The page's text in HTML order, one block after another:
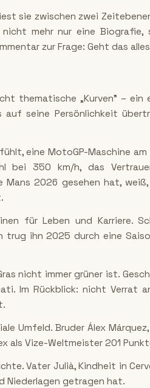
sie zwischen zwei
mehr nur eine Biografie,
zur Frage: Geht das
thematische „Kurven" – ein
auf seine Persönlichkeit
eine MotoGP-Maschine
bei 350 km/h, das
Mans 2026 gesehen hat,
für Leben und Karriere.
trug ihn 2025 durch eine
nicht immer grüner ist.
Im Rückblick: nicht Verrat
Umfeld. Bruder Álex
als Vize-Weltmeister 201
Vater Julià, Kindheit in
Niederlagen getragen hat.